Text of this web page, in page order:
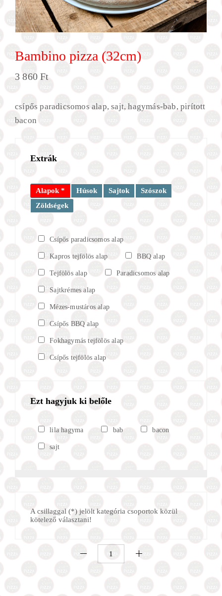
Bambino pizza (32cm)
3 860Ft
csípős paradicsomos alap, sajt, hagymás-bab, pirított
bacon
Extrák
Alapok * Húsok Sajtok
Szószok
Zöldségek
Csípős paradicsomos alap
Kapros tejfölös alap BBQ alap
Tejfölös alap Paradicsomos alap
Sajtkrémes alap
Mézes-mustáros alap
Csípős BBQ alap
Fokhagymás tejfölös alap
Csípős tejfölös alap
Ezt hagyjuk ki belőle
lila hagyma bab bacon
sajt
A csillaggal (*) jelölt kategória csoportok közül
kötelező választani!